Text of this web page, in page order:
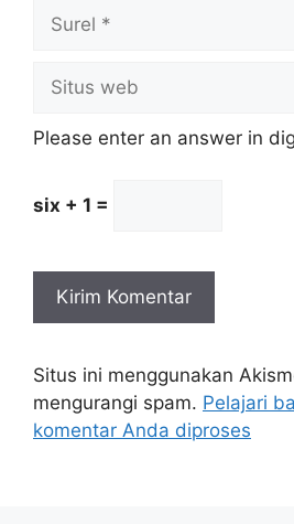
web
Please enter an answer in
six + 1 =
Situs ini menggunakan
mengurangi spam. Pelajari
komentar Anda diproses